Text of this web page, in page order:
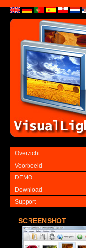
Overzicht
Voorbeeld
DEMO
Download
Support
SCREENSHOT